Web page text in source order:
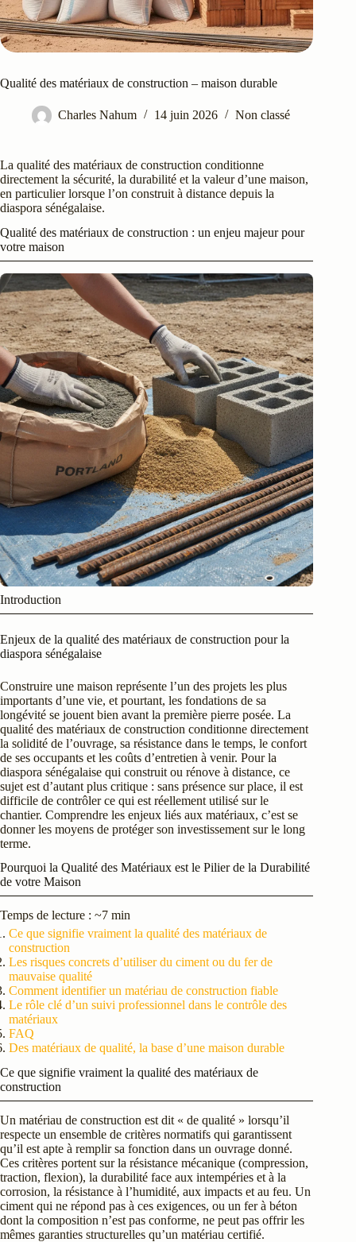
Qualité des matériaux de construction – maison durable
Charles Nahum 14 juin 2026 Non classé
La qualité des matériaux de construction conditionne
directement la sécurité, la durabilité et la valeur d’une maison,
en particulier lorsque l’on construit à distance depuis la
diaspora sénégalaise.
Qualité des matériaux de construction : un enjeu majeur pour
votre maison
Introduction
Enjeux de la qualité des matériaux de construction pour la
diaspora sénégalaise
Construire une maison représente l’un des projets les plus
importants d’une vie, et pourtant, les fondations de sa
longévité se jouent bien avant la première pierre posée. La
qualité des matériaux de construction conditionne directement
la solidité de l’ouvrage, sa résistance dans le temps, le confort
de ses occupants et les coûts d’entretien à venir. Pour la
diaspora sénégalaise qui construit ou rénove à distance, ce
sujet est d’autant plus critique : sans présence sur place, il est
difficile de contrôler ce qui est réellement utilisé sur le
chantier. Comprendre les enjeux liés aux matériaux, c’est se
donner les moyens de protéger son investissement sur le long
terme.
Pourquoi la Qualité des Matériaux est le Pilier de la Durabilité
de votre Maison
Temps de lecture : ~7 min
Ce que signifie vraiment la qualité des matériaux de
construction
Les risques concrets d’utiliser du ciment ou du fer de
mauvaise qualité
Comment identifier un matériau de construction fiable
Le rôle clé d’un suivi professionnel dans le contrôle des
matériaux
FAQ
Des matériaux de qualité, la base d’une maison durable
Ce que signifie vraiment la qualité des matériaux de
construction
Un matériau de construction est dit « de qualité » lorsqu’il
respecte un ensemble de critères normatifs qui garantissent
qu’il est apte à remplir sa fonction dans un ouvrage donné.
Ces critères portent sur la résistance mécanique (compression,
traction, flexion), la durabilité face aux intempéries et à la
corrosion, la résistance à l’humidité, aux impacts et au feu. Un
ciment qui ne répond pas à ces exigences, ou un fer à béton
dont la composition n’est pas conforme, ne peut pas offrir les
mêmes garanties structurelles qu’un matériau certifié.